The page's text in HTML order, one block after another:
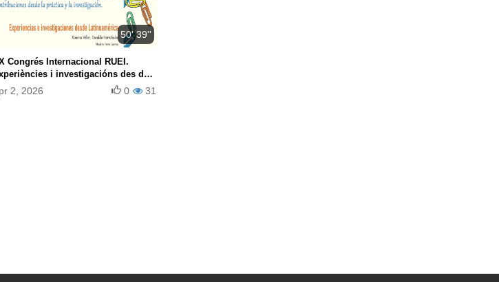
50' 39''
Congrés Internacional RUEI.
i investigacións des de
2, 2026 31
0